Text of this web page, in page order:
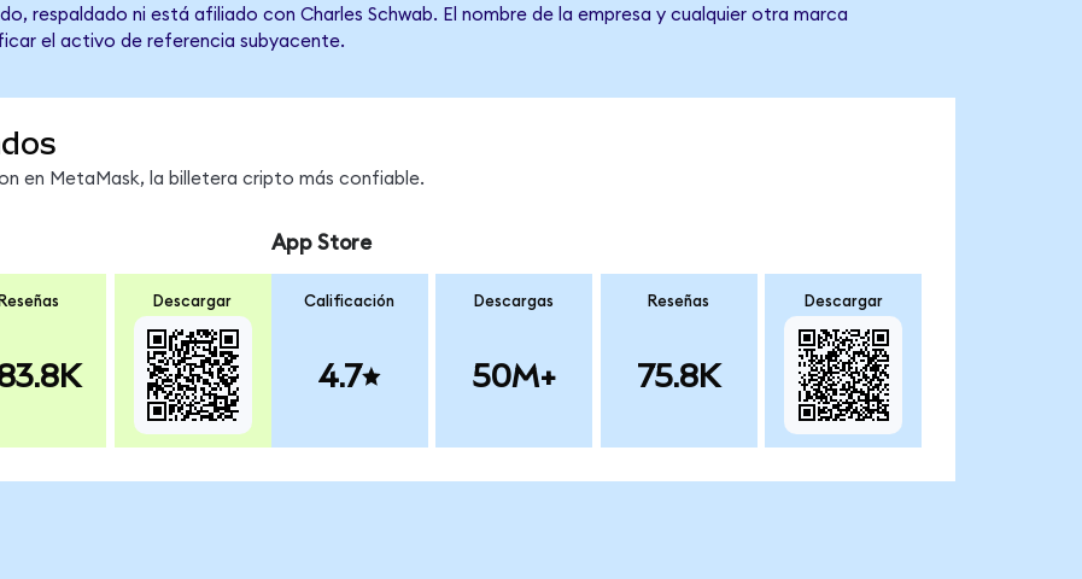
respaldado ni está afiliado con Charles Schwab. El nombre de la empresa y cualquier otra marca
el activo de referencia subyacente.
en MetaMask, la billetera cripto más confiable.
Reseñas Descargar
App Store
Calificación
4.7
Descargas
50M+
Reseñas
75.8K
Descargar